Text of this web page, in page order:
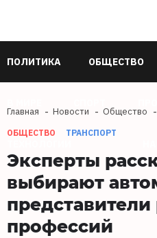
ПОЛИТИКА ОБЩЕСТВО
Главная Новости Общество
ОБЩЕСТВО ТРАНСПОРТ
Эксперты
выбирают
профессий